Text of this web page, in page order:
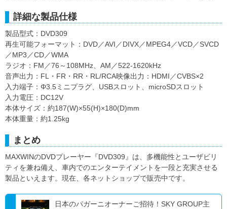
詳細な製品仕様
製品型式：DVD309
再生可能フォーマット：DVD／AVI／DIVX／MPEG4／VCD／SVCD
／MP3／CD／WMA
ラジオ：FM／76～108MHz、AM／522-1620kHz
音声出力：FL・FR・RR・RL/RCA映像出力：HDMI／CVBS×2
入力端子：Φ3.5ミニプラグ、USBスロット、microSDスロット
入力電圧：DC12V
本体サイズ：約187(W)×55(H)×180(D)mm
本体重量：約1.25kg
まとめ
MAXWINのDVDプレーヤー『DVD309』は、多機能性とユーザビリ
ティを兼ね備え、車内でのエンターテイメントを一段と充実させる
製品といえます。現在、各ネットショップで販売中です。
日本のパガーニオーナーご招待！SKY GROUP主